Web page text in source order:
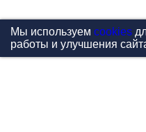
Мы используем cookies
работы и улучшения